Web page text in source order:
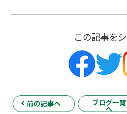
この記事を
前の記事へ ブログ一覧
へ